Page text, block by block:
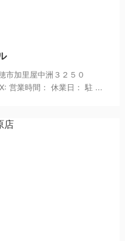
市加里屋中洲３２５０
営業時間： 休業日： 駐 ...